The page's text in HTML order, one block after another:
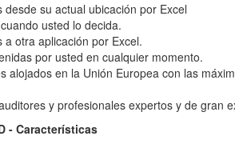
su actual ubicación por Excel
usted lo decida.
otra aplicación por Excel.
por usted en cualquier momento.
alojados en la Unión Europea con las
y profesionales expertos y de gran
- Características